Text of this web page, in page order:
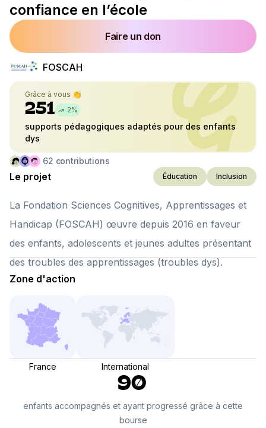
confiance en l’école
Faire un don
FOSCAH
Grâce à vous 👏
251 2%
supports pédagogiques adaptés pour des enfants
dys
62 contributions
Le projet Éducation Inclusion
La Fondation Sciences Cognitives, Apprentissages et
Handicap (FOSCAH) œuvre depuis 2016 en faveur
des enfants, adolescents et jeunes adultes présentant
des troubles des apprentissages (troubles dys).
Zone d'action
France International
90
enfants accompagnés et ayant progressé grâce à cette
bourse